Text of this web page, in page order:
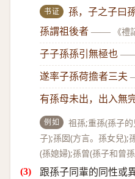
书证 孫，子之子曰
孫謂祖後者 —— 《禮
子子孫孫引無極也
遂率子孫荷擔者三夫
有孫母未出，出入無
例如
祖孫;重孫(孫子
子);孫囡(方言。孫女兒);
(孫媳婦);孫曾(孫子和曾
跟孫子同輩的同性或